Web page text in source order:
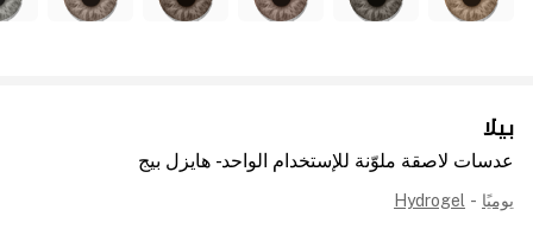
بيلا
عدسات لاصقة ملوّنة للإستخدام الواحد - هايزل بيج
يوميًا -
Hydrogel